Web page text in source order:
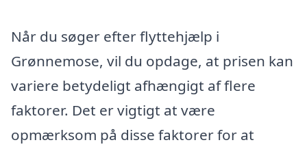
Når du søger efter flyttehjælp i
Grønnemose, vil du opdage, at prisen kan
variere betydeligt afhængigt af flere
faktorer. Det er vigtigt at være
opmærksom på disse faktorer for at